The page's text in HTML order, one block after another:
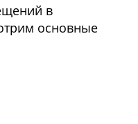
в
основные